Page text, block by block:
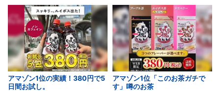
アマゾン1位の実績！380円で5
日間お試し。
アマゾン1位「このお茶ガチで
す」噂のお茶